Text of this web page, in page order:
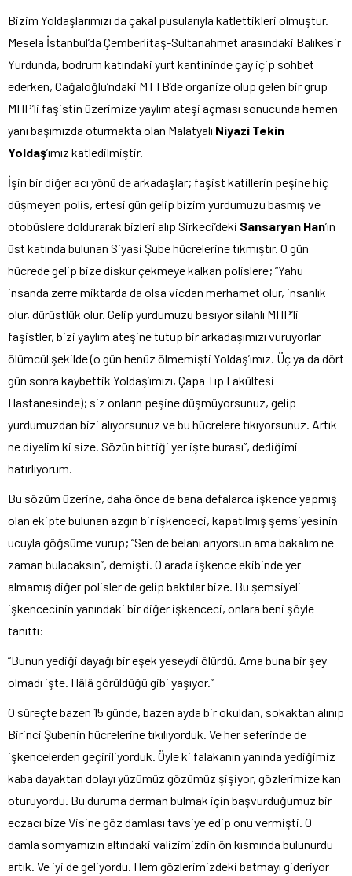
Bizim Yoldaşlarımızı da çakal pusularıyla katlettikleri olmuştur.
Mesela İstanbul’da Çemberlitaş-Sultanahmet arasındaki Balıkesir
Yurdunda, bodrum katındaki yurt kantininde çay içip sohbet
ederken, Cağaloğlu’ndaki MTTB’de organize olup gelen bir grup
MHP’li faşistin üzerimize yaylım ateşi açması sonucunda hemen
yanı başımızda oturmakta olan Malatyalı Niyazi Tekin
Yoldaş’ımız katledilmiştir.
İşin bir diğer acı yönü de arkadaşlar; faşist katillerin peşine hiç
düşmeyen polis, ertesi gün gelip bizim yurdumuzu basmış ve
otobüslere doldurarak bizleri alıp Sirkeci’deki Sansaryan Han’ın
üst katında bulunan Siyasi Şube hücrelerine tıkmıştır. O gün
hücrede gelip bize diskur çekmeye kalkan polislere; “Yahu
insanda zerre miktarda da olsa vicdan merhamet olur, insanlık
olur, dürüstlük olur. Gelip yurdumuzu basıyor silahlı MHP’li
faşistler, bizi yaylım ateşine tutup bir arkadaşımızı vuruyorlar
ölümcül şekilde (o gün henüz ölmemişti Yoldaş’ımız. Üç ya da dört
gün sonra kaybettik Yoldaş’ımızı, Çapa Tıp Fakültesi
Hastanesinde); siz onların peşine düşmüyorsunuz, gelip
yurdumuzdan bizi alıyorsunuz ve bu hücrelere tıkıyorsunuz. Artık
ne diyelim ki size. Sözün bittiği yer işte burası”, dediğimi
hatırlıyorum.
Bu sözüm üzerine, daha önce de bana defalarca işkence yapmış
olan ekipte bulunan azgın bir işkenceci, kapatılmış şemsiyesinin
ucuyla göğsüme vurup; “Sen de belanı arıyorsun ama bakalım ne
zaman bulacaksın”, demişti. O arada işkence ekibinde yer
almamış diğer polisler de gelip baktılar bize. Bu şemsiyeli
işkencecinin yanındaki bir diğer işkenceci, onlara beni şöyle
tanıttı:
“Bunun yediği dayağı bir eşek yeseydi ölürdü. Ama buna bir şey
olmadı işte. Hâlâ görüldüğü gibi yaşıyor.”
O süreçte bazen 15 günde, bazen ayda bir okuldan, sokaktan alınıp
Birinci Şubenin hücrelerine tıkılıyorduk. Ve her seferinde de
işkencelerden geçiriliyorduk. Öyle ki falakanın yanında yediğimiz
kaba dayaktan dolayı yüzümüz gözümüz şişiyor, gözlerimize kan
oturuyordu. Bu duruma derman bulmak için başvurduğumuz bir
eczacı bize Visine göz damlası tavsiye edip onu vermişti. O
damla somyamızın altındaki valizimizdin ön kısmında bulunurdu
artık. Ve iyi de geliyordu. Hem gözlerimizdeki batmayı gideriyor